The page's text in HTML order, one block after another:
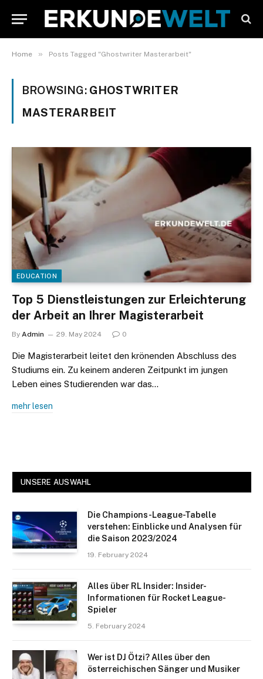
Home » Posts Tagged "Ghostwriter Masterarbeit"
BROWSING: GHOSTWRITER
MASTERARBEIT
EDUCATION
Top 5 Dienstleistungen zur Erleichterung
der Arbeit an Ihrer Magisterarbeit
By Admin 29. May 2024 0
Die Magisterarbeit leitet den krönenden Abschluss des
Studiums ein. Zu keinem anderen Zeitpunkt im jungen
Leben eines Studierenden war das…
mehr lesen
UNSERE AUSWAHL
Die Champions-League-Tabelle
verstehen: Einblicke und Analysen für
die Saison 2023/2024
19. February 2024
Alles über RL Insider: Insider-
Informationen für Rocket League-
Spieler
5. February 2024
Wer ist DJ Ötzi? Alles über den
österreichischen Sänger und Musiker